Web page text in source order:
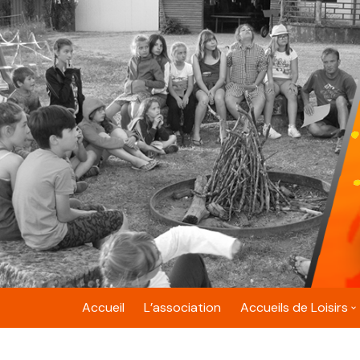
Skip
to
content
Accueil L’association Accueils de Loisirs